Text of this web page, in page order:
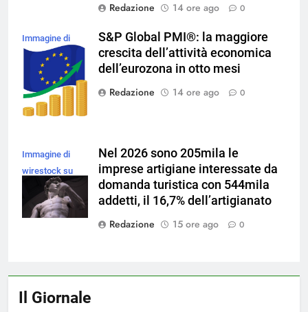
Redazione
14 ore ago 0
Immagine di
brgfx su
Magnific
S&P Global PMI®: la maggiore
crescita dell’attività economica
dell’eurozona in otto mesi
Redazione
14 ore ago 0
Immagine di
wirestock su
Magnific
Nel 2026 sono 205mila le
imprese artigiane interessate da
domanda turistica con 544mila
addetti, il 16,7% dell’artigianato
Redazione
15 ore ago 0
Il Giornale